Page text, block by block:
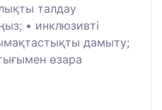
талдау
• инклюзивті
дамыту;
өзара